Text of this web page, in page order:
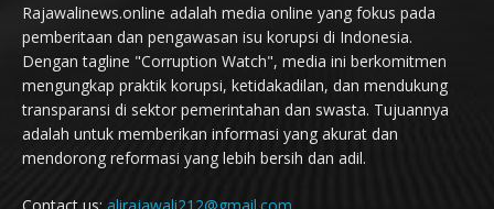
Rajawalinews.online adalah media online yang fokus pada
pemberitaan dan pengawasan isu korupsi di Indonesia.
Dengan tagline "Corruption Watch", media ini berkomitmen
mengungkap praktik korupsi, ketidakadilan, dan mendukung
transparansi di sektor pemerintahan dan swasta. Tujuannya
adalah untuk memberikan informasi yang akurat dan
mendorong reformasi yang lebih bersih dan adil.